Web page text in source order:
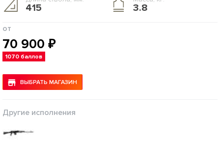
415 3.8
от
70 900 ₽
1070 баллов
ВЫБРАТЬ МАГАЗИН
Другие исполнения